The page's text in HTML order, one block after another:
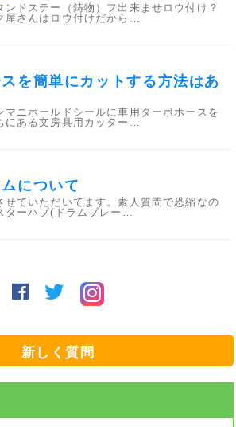
ドステー（鋳物）フ出来ませロウ付け？
屋さんはロウ付けだから…
を簡単にカットする方法はあ
マニホールドシールに車用ターボホースを
にある文房具用カッター…
について
せていただいてます。素人質問で恐縮なの
ターハブ(ドラムブレー…
新しく質問